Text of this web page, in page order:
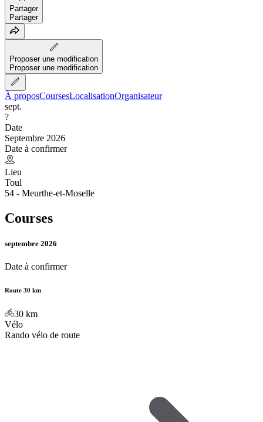
Partager
Partager
Proposer une modification
Proposer une modification
À proposCoursesLocalisationOrganisateur
sept.
?
Date
Septembre 2026
Date à confirmer
Lieu
Toul
54 - Meurthe-et-Moselle
Courses
septembre 2026
Date à confirmer
Route 30 km
30 km
Vélo
Rando vélo de route